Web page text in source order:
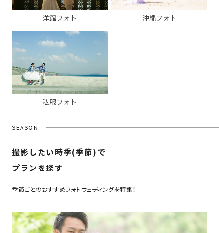
洋館フォト 沖縄フォト
私服フォト
SEASON
撮影したい時季(季節)で
プランを探す
季節ごとのおすすめフォトウェディングを特集！